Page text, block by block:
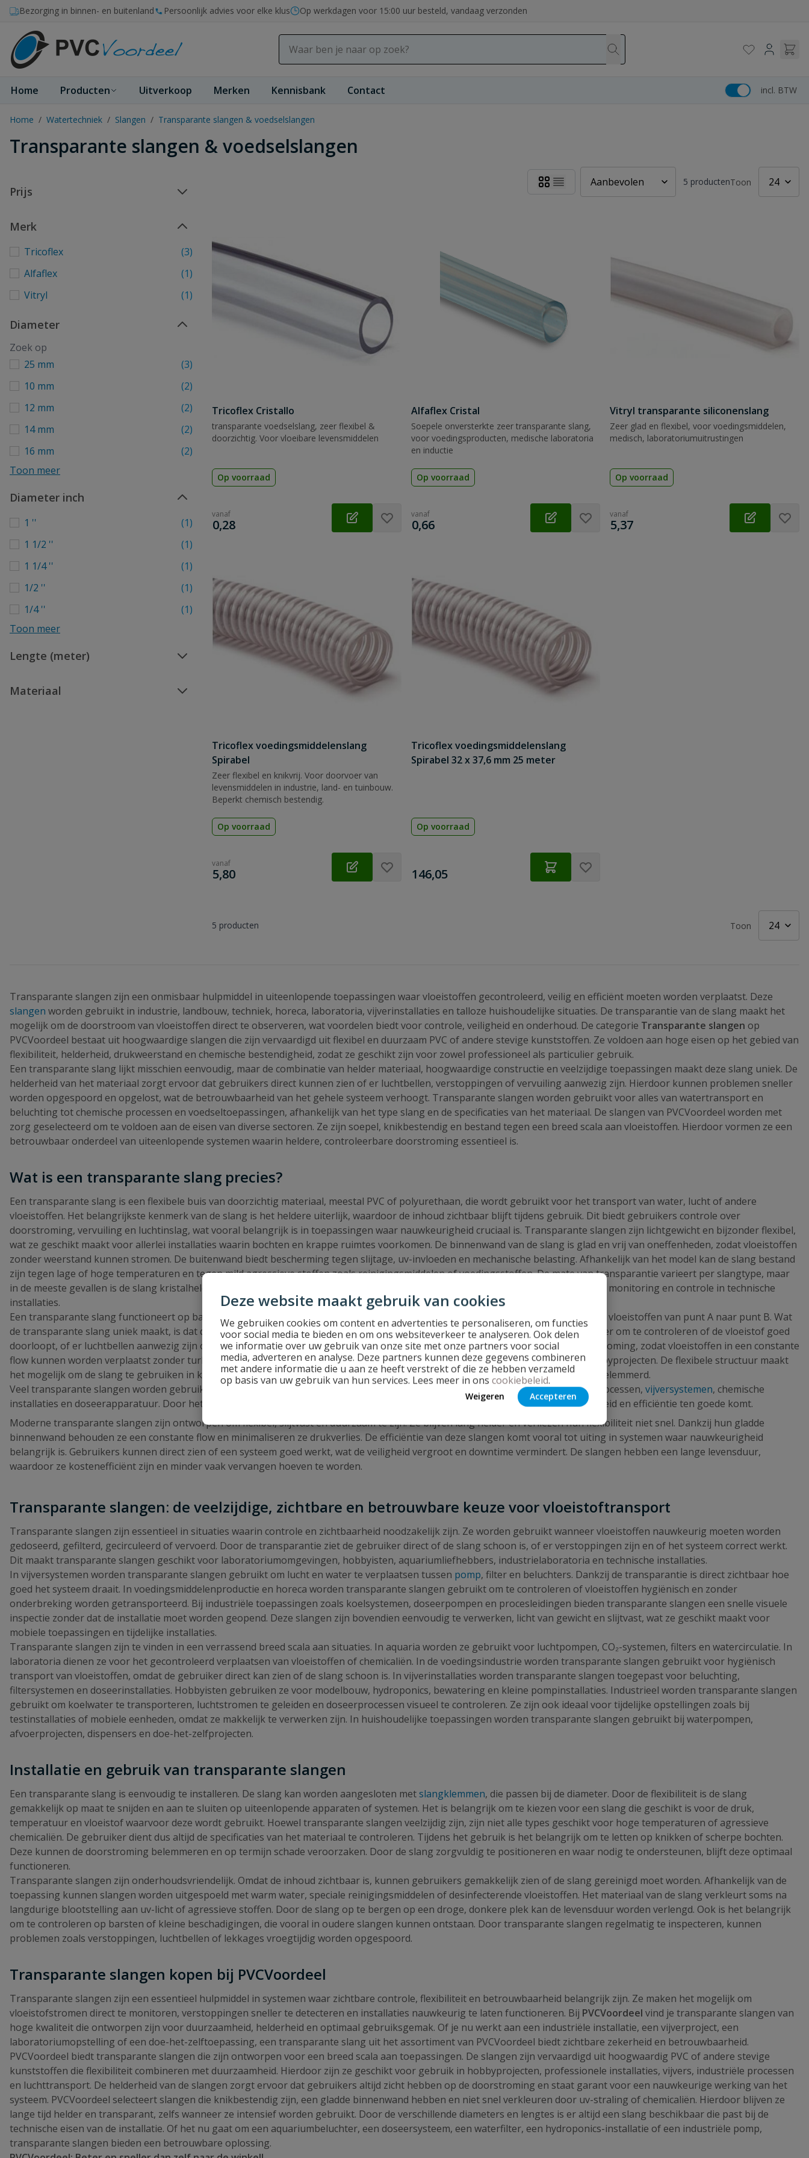
Deze website maakt gebruik van cookies
We gebruiken cookies om content en advertenties te personaliseren, om functies
voor social media te bieden en om ons websiteverkeer te analyseren. Ook delen
we informatie over uw gebruik van onze site met onze partners voor social
media, adverteren en analyse. Deze partners kunnen deze gegevens combineren
met andere informatie die u aan ze heeft verstrekt of die ze hebben verzameld
op basis van uw gebruik van hun services. Lees meer in ons cookiebeleid.
Weigeren Accepteren
Ga naar de inhoud
Bezorging in binnen- en buitenland Persoonlijk advies voor elke klus Op werkdagen voor 15:00 uur besteld, vandaag verzonden
Home Producten Uitverkoop Merken Kennisbank Contact incl. BTW
Home / Watertechniek / Slangen / Transparante slangen & voedselslangen
Transparante slangen & voedselslangen
Prijs
Merk
Tricoflex
(3)
Alfaflex
(1)
Vitryl
(1)
Diameter
25 mm
(3)
10 mm
(2)
12 mm
(2)
14 mm
(2)
16 mm
(2)
Toon meer
Diameter inch
1 ''
(1)
1 1/2 ''
(1)
1 1/4 ''
(1)
1/2 ''
(1)
1/4 ''
(1)
Toon meer
Lengte (meter)
Materiaal
5 productenToon
Tricoflex Cristallo
transparante voedselslang, zeer flexibel &
doorzichtig. Voor vloeibare levensmiddelen
Op voorraad
vanaf
€
0,28
Alfaflex Cristal
Soepele onversterkte zeer transparante slang,
voor voedingsproducten, medische laboratoria
en inductie
Op voorraad
vanaf
€
0,66
Vitryl transparante siliconenslang
Zeer glad en flexibel, voor voedingsmiddelen,
medisch, laboratoriumuitrustingen
Op voorraad
vanaf
€
5,37
Tricoflex voedingsmiddelenslang
Spirabel
Zeer flexibel en knikvrij. Voor doorvoer van
levensmiddelen in industrie, land- en tuinbouw.
Beperkt chemisch bestendig.
Op voorraad
vanaf
€
5,80
Tricoflex voedingsmiddelenslang
Spirabel 32 x 37,6 mm 25 meter
Op voorraad
€
146,05
5 producten Toon
Transparante slangen zijn een onmisbaar hulpmiddel in uiteenlopende toepassingen waar vloeistoffen gecontroleerd, veilig en efficiënt moeten worden verplaatst. Deze
slangen worden gebruikt in industrie, landbouw, techniek, horeca, laboratoria, vijverinstallaties en talloze huishoudelijke situaties. De transparantie van de slang maakt het
mogelijk om de doorstroom van vloeistoffen direct te observeren, wat voordelen biedt voor controle, veiligheid en onderhoud. De categorie Transparante slangen op
PVCVoordeel bestaat uit hoogwaardige slangen die zijn vervaardigd uit flexibel en duurzaam PVC of andere stevige kunststoffen. Ze voldoen aan hoge eisen op het gebied van
flexibiliteit, helderheid, drukweerstand en chemische bestendigheid, zodat ze geschikt zijn voor zowel professioneel als particulier gebruik.
Een transparante slang lijkt misschien eenvoudig, maar de combinatie van helder materiaal, hoogwaardige constructie en veelzijdige toepassingen maakt deze slang uniek. De
helderheid van het materiaal zorgt ervoor dat gebruikers direct kunnen zien of er luchtbellen, verstoppingen of vervuiling aanwezig zijn. Hierdoor kunnen problemen sneller
worden opgespoord en opgelost, wat de betrouwbaarheid van het gehele systeem verhoogt. Transparante slangen worden gebruikt voor alles van watertransport en
beluchting tot chemische processen en voedseltoepassingen, afhankelijk van het type slang en de specificaties van het materiaal. De slangen van PVCVoordeel worden met
zorg geselecteerd om te voldoen aan de eisen van diverse sectoren. Ze zijn soepel, knikbestendig en bestand tegen een breed scala aan vloeistoffen. Hierdoor vormen ze een
betrouwbaar onderdeel van uiteenlopende systemen waarin heldere, controleerbare doorstroming essentieel is.
Wat is een transparante slang precies?
Een transparante slang is een flexibele buis van doorzichtig materiaal, meestal PVC of polyurethaan, die wordt gebruikt voor het transport van water, lucht of andere
vloeistoffen. Het belangrijkste kenmerk van de slang is het heldere uiterlijk, waardoor de inhoud zichtbaar blijft tijdens gebruik. Dit biedt gebruikers controle over
doorstroming, vervuiling en luchtinslag, wat vooral belangrijk is in toepassingen waar nauwkeurigheid cruciaal is. Transparante slangen zijn lichtgewicht en bijzonder flexibel,
wat ze geschikt maakt voor allerlei installaties waarin bochten en krappe ruimtes voorkomen. De binnenwand van de slang is glad en vrij van oneffenheden, zodat vloeistoffen
zonder weerstand kunnen stromen. De buitenwand biedt bescherming tegen slijtage, uv-invloeden en mechanische belasting. Afhankelijk van het model kan de slang bestand
zijn tegen lage of hoge temperaturen en tegen mild agressieve stoffen zoals reinigingsmiddelen of voedingsstoffen. De mate van transparantie varieert per slangtype, maar
in de meeste gevallen is de slang kristalhelder, zodat elke doorstroom goed zichtbaar is. Dit maakt transparante slangen ideaal voor monitoring en controle in technische
installaties.
Een transparante slang functioneert op basis van dezelfde principes als andere flexibele slangen: deze geleidt water, lucht of andere vloeistoffen van punt A naar punt B. Wat
de transparante slang uniek maakt, is dat de gebruiker direct kan zien wat er binnen in de slang gebeurt. Hierdoor is het eenvoudiger om te controleren of de vloeistof goed
doorloopt, of er luchtbellen aanwezig zijn of dat er sprake is van verstoppingen. De gladde binnenwand zorgt voor optimale doorstroming, zodat vloeistoffen in een constante
flow kunnen worden verplaatst zonder turbulentie of verhoogde weerstand. Dit is belangrijk in zowel industriële processen als hobbyprojecten. De flexibele structuur maakt
het mogelijk om de slang te gebruiken in krappe ruimtes, bochten en kleine installaties zonder dat de slang knikt of de flow wordt belemmerd.
Veel transparante slangen worden gebruikt in systemen waar monitoring cruciaal is. Bijvoorbeeld in aquaria, laboratoria, voedselprocessen, vijversystemen, chemische
installaties en doseerapparatuur. Door het zicht op de stroming kunnen gebruikers snel reageren op veranderingen, wat de veiligheid en efficiëntie ten goede komt.
Moderne transparante slangen zijn ontworpen om flexibel, slijtvast en duurzaam te zijn. Ze blijven lang helder en verliezen hun flexibiliteit niet snel. Dankzij hun gladde
binnenwand behouden ze een constante flow en minimaliseren ze drukverlies. De efficiëntie van deze slangen komt vooral tot uiting in systemen waar nauwkeurigheid
belangrijk is. Gebruikers kunnen direct zien of een systeem goed werkt, wat de veiligheid vergroot en downtime vermindert. De slangen hebben een lange levensduur,
waardoor ze kostenefficiënt zijn en minder vaak vervangen hoeven te worden.
Transparante slangen: de veelzijdige, zichtbare en betrouwbare keuze voor vloeistoftransport
Transparante slangen zijn essentieel in situaties waarin controle en zichtbaarheid noodzakelijk zijn. Ze worden gebruikt wanneer vloeistoffen nauwkeurig moeten worden
gedoseerd, gefilterd, gecirculeerd of vervoerd. Door de transparantie ziet de gebruiker direct of de slang schoon is, of er verstoppingen zijn en of het systeem correct werkt.
Dit maakt transparante slangen geschikt voor laboratoriumomgevingen, hobbyisten, aquariumliefhebbers, industrielaboratoria en technische installaties.
In vijversystemen worden transparante slangen gebruikt om lucht en water te verplaatsen tussen pomp, filter en beluchters. Dankzij de transparantie is direct zichtbaar hoe
goed het systeem draait. In voedingsmiddelenproductie en horeca worden transparante slangen gebruikt om te controleren of vloeistoffen hygiënisch en zonder
onderbreking worden getransporteerd. Bij industriële toepassingen zoals koelsystemen, doseerpompen en procesleidingen bieden transparante slangen een snelle visuele
inspectie zonder dat de installatie moet worden geopend. Deze slangen zijn bovendien eenvoudig te verwerken, licht van gewicht en slijtvast, wat ze geschikt maakt voor
mobiele toepassingen en tijdelijke installaties.
Transparante slangen zijn te vinden in een verrassend breed scala aan situaties. In aquaria worden ze gebruikt voor luchtpompen, CO₂-systemen, filters en watercirculatie. In
laboratoria dienen ze voor het gecontroleerd verplaatsen van vloeistoffen of chemicaliën. In de voedingsindustrie worden transparante slangen gebruikt voor hygiënisch
transport van vloeistoffen, omdat de gebruiker direct kan zien of de slang schoon is. In vijverinstallaties worden transparante slangen toegepast voor beluchting,
filtersystemen en doseerinstallaties. Hobbyisten gebruiken ze voor modelbouw, hydroponics, bewatering en kleine pompinstallaties. Industrieel worden transparante slangen
gebruikt om koelwater te transporteren, luchtstromen te geleiden en doseerprocessen visueel te controleren. Ze zijn ook ideaal voor tijdelijke opstellingen zoals bij
testinstallaties of mobiele eenheden, omdat ze makkelijk te verwerken zijn. In huishoudelijke toepassingen worden transparante slangen gebruikt bij waterpompen,
afvoerprojecten, dispensers en doe-het-zelfprojecten.
Installatie en gebruik van transparante slangen
Een transparante slang is eenvoudig te installeren. De slang kan worden aangesloten metslangklemmen, die passen bij de diameter. Door de flexibiliteit is de slang
gemakkelijk op maat te snijden en aan te sluiten op uiteenlopende apparaten of systemen. Het is belangrijk om te kiezen voor een slang die geschikt is voor de druk,
temperatuur en vloeistof waarvoor deze wordt gebruikt. Hoewel transparante slangen veelzijdig zijn, zijn niet alle types geschikt voor hoge temperaturen of agressieve
chemicaliën. De gebruiker dient dus altijd de specificaties van het materiaal te controleren. Tijdens het gebruik is het belangrijk om te letten op knikken of scherpe bochten.
Deze kunnen de doorstroming belemmeren en op termijn schade veroorzaken. Door de slang zorgvuldig te positioneren en waar nodig te ondersteunen, blijft deze optimaal
functioneren.
Transparante slangen zijn onderhoudsvriendelijk. Omdat de inhoud zichtbaar is, kunnen gebruikers gemakkelijk zien of de slang gereinigd moet worden. Afhankelijk van de
toepassing kunnen slangen worden uitgespoeld met warm water, speciale reinigingsmiddelen of desinfecterende vloeistoffen. Het materiaal van de slang verkleurt soms na
langdurige blootstelling aan uv-licht of agressieve stoffen. Door de slang op te bergen op een droge, donkere plek kan de levensduur worden verlengd. Ook is het belangrijk
om te controleren op barsten of kleine beschadigingen, die vooral in oudere slangen kunnen ontstaan. Door transparante slangen regelmatig te inspecteren, kunnen
problemen zoals verstoppingen, luchtbellen of lekkages vroegtijdig worden opgespoord.
Transparante slangen kopen bij PVCVoordeel
Transparante slangen zijn een essentieel hulpmiddel in systemen waar zichtbare controle, flexibiliteit en betrouwbaarheid belangrijk zijn. Ze maken het mogelijk om
vloeistofstromen direct te monitoren, verstoppingen sneller te detecteren en installaties nauwkeurig te laten functioneren. Bij PVCVoordeel vind je transparante slangen van
hoge kwaliteit die ontworpen zijn voor duurzaamheid, helderheid en optimaal gebruiksgemak. Of je nu werkt aan een industriële installatie, een vijverproject, een
laboratoriumopstelling of een doe-het-zelftoepassing, een transparante slang uit het assortiment van PVCVoordeel biedt zichtbare zekerheid en betrouwbaarheid.
PVCVoordeel biedt transparante slangen die zijn ontworpen voor een breed scala aan toepassingen. De slangen zijn vervaardigd uit hoogwaardig PVC of andere stevige
kunststoffen die flexibiliteit combineren met duurzaamheid. Hierdoor zijn ze geschikt voor gebruik in hobbyprojecten, professionele installaties, vijvers, industriële processen
en luchttransport. De helderheid van de slangen zorgt ervoor dat gebruikers altijd zicht hebben op de doorstroming en staat garant voor een nauwkeurige werking van het
systeem. PVCVoordeel selecteert slangen die knikbestendig zijn, een gladde binnenwand hebben en niet snel verkleuren door uv-straling of chemicaliën. Hierdoor blijven ze
lange tijd helder en transparant, zelfs wanneer ze intensief worden gebruikt. Door de verschillende diameters en lengtes is er altijd een slang beschikbaar die past bij de
technische eisen van de installatie. Of het nu gaat om een aquariumbeluchter, een doseersysteem, een waterfilter, een hydroponics-installatie of een industriële pomp,
transparante slangen bieden een betrouwbare oplossing.